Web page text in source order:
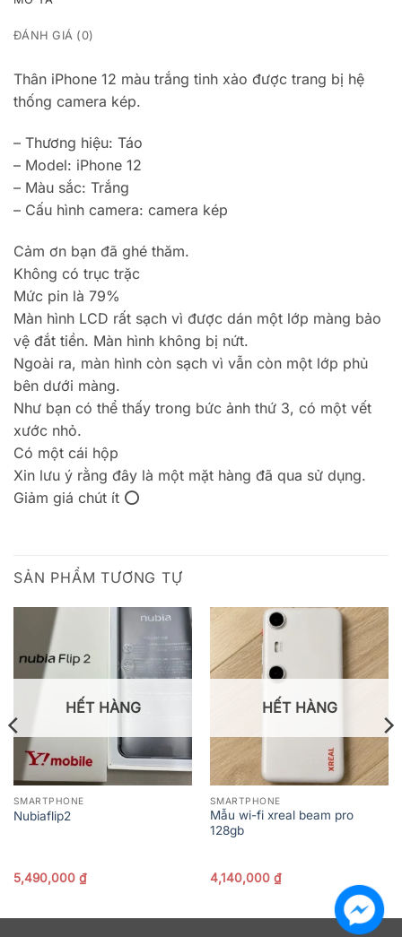
ĐÁNH GIÁ (0)
Thân iPhone 12 màu trắng tinh xảo được trang bị hệ
thống camera kép.
– Thương hiệu: Táo
– Model: iPhone 12
– Màu sắc: Trắng
– Cấu hình camera: camera kép
Cảm ơn bạn đã ghé thăm.
Không có trục trặc
Mức pin là 79%
Màn hình LCD rất sạch vì được dán một lớp màng bảo
vệ đắt tiền. Màn hình không bị nứt.
Ngoài ra, màn hình còn sạch vì vẫn còn một lớp phủ
bên dưới màng.
Như bạn có thể thấy trong bức ảnh thứ 3, có một vết
xước nhỏ.
Có một cái hộp
Xin lưu ý rằng đây là một mặt hàng đã qua sử dụng.
Giảm giá chút ít ⭕️
SẢN PHẨM TƯƠNG TỰ
HẾT HÀNG
SMARTPHONE
Nubiaflip2
5,490,000 ₫
HẾT HÀNG
SMARTPHONE
Mẫu wi-fi xreal beam pro
128gb
4,140,000 ₫